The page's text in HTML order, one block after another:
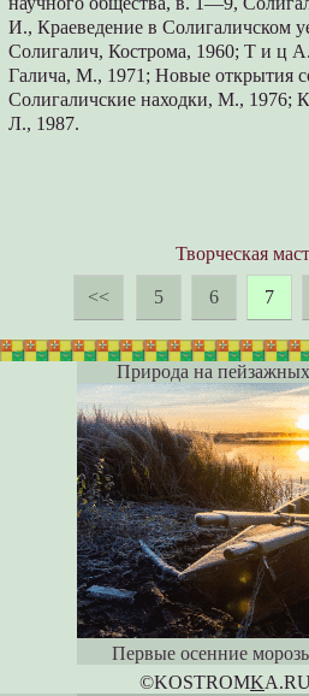
И., Краеведение в Солигаличском
Солигалич, Кострома, 1960; Т и ц
Галича, М., 1971; Новые открытия
Солигаличские находки, М., 1976;
Л., 1987.
Творческая
<< 5 6 7
Природа на
Первые осенние
©KOSTROMK